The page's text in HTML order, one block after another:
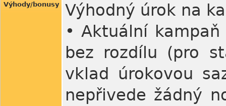
Výhody/bonusy
Výhodný úrok na
• Aktuální
bez rozdílu (pro
vklad úrokovou
nepřivede žádný